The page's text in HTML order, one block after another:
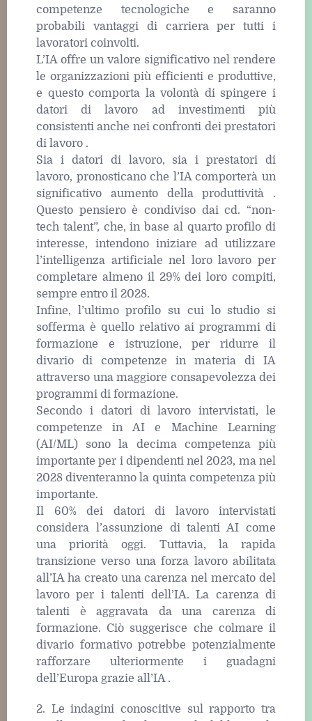
competenze tecnologiche e saranno
probabili vantaggi di carriera per tutti i
lavoratori coinvolti.
L’IA offre un valore significativo nel rendere
le organizzazioni più efficienti e produttive,
e questo comporta la volontà di spingere i
datori di lavoro ad investimenti più
consistenti anche nei confronti dei prestatori
di lavoro .
Sia i datori di lavoro, sia i prestatori di
lavoro, pronosticano che l’IA comporterà un
significativo aumento della produttività .
Questo pensiero è condiviso dai cd. “non-
tech talent”, che, in base al quarto profilo di
interesse, intendono iniziare ad utilizzare
l’intelligenza artificiale nel loro lavoro per
completare almeno il 29% dei loro compiti,
sempre entro il 2028.
Infine, l’ultimo profilo su cui lo studio si
sofferma è quello relativo ai programmi di
formazione e istruzione, per ridurre il
divario di competenze in materia di IA
attraverso una maggiore consapevolezza dei
programmi di formazione.
Secondo i datori di lavoro intervistati, le
competenze in AI e Machine Learning
(AI/ML) sono la decima competenza più
importante per i dipendenti nel 2023, ma nel
2028 diventeranno la quinta competenza più
importante.
Il 60% dei datori di lavoro intervistati
considera l’assunzione di talenti AI come
una priorità oggi. Tuttavia, la rapida
transizione verso una forza lavoro abilitata
all’IA ha creato una carenza nel mercato del
lavoro per i talenti dell’IA. La carenza di
talenti è aggravata da una carenza di
formazione. Ciò suggerisce che colmare il
divario formativo potrebbe potenzialmente
rafforzare ulteriormente i guadagni
dell’Europa grazie all’IA .
2. Le indagini conoscitive sul rapporto tra